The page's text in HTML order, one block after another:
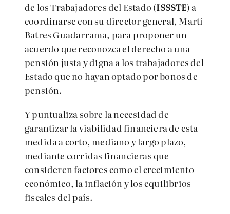
de los Trabajadores del Estado (ISSSTE) a
coordinarse con su director general, Martí
Batres Guadarrama, para proponer un
acuerdo que reconozca el derecho a una
pensión justa y digna a los trabajadores del
Estado que no hayan optado por bonos de
pensión.
Y puntualiza sobre la necesidad de
garantizar la viabilidad financiera de esta
medida a corto, mediano y largo plazo,
mediante corridas financieras que
consideren factores como el crecimiento
económico, la inflación y los equilibrios
fiscales del país.